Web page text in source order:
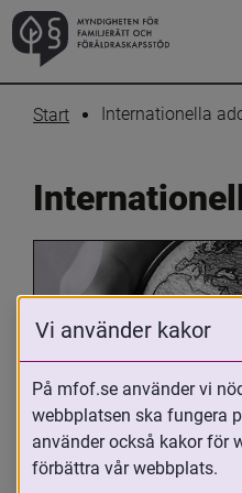
Start Internationella
Oavsett om du är
adoptivförälder eller
Vi använder kakor
På mfof.se använder vi
webbplatsen ska fungera
använder också kakor för
förbättra vår webbplats.